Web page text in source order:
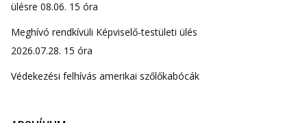
ülésre 08.06. 15 óra
Meghívó rendkívüli Képviselő-testületi ülés
2026.07.28. 15 óra
Védekezési felhívás amerikai szőlőkabócák